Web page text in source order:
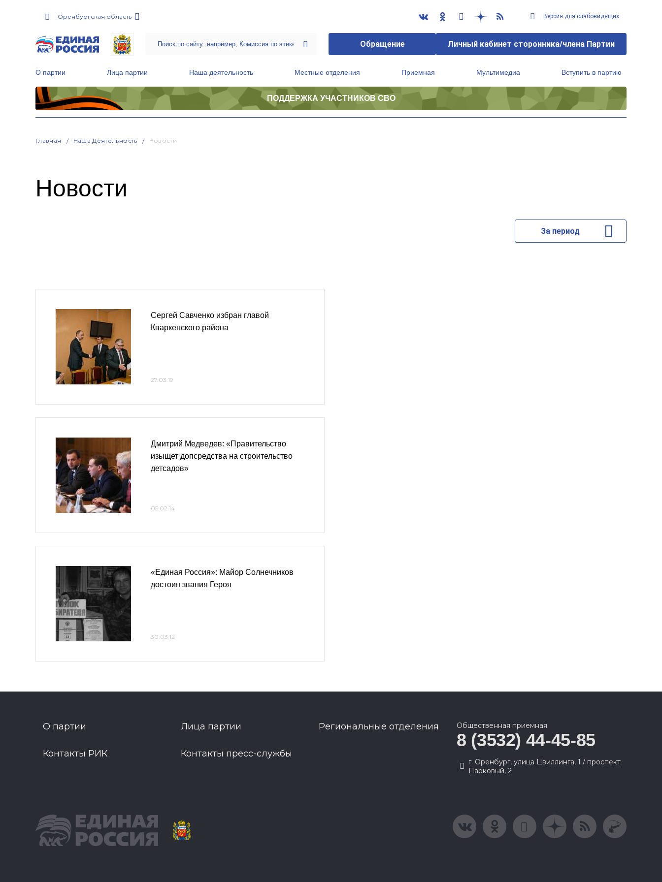
Оренбургская область Версия для слабовидящих
Обращение Личный кабинет сторонника/члена Партии
О партии Лица партии Наша деятельность Местные отделения Приемная Мультимедиа Вступить в партию
ПОДДЕРЖКА УЧАСТНИКОВ СВО
Главная Наша Деятельность Новости
Новости
За период
Сергей Савченко избран главой
Кваркенского района
27.03.19
Дмитрий Медведев: «Правительство
изыщет допсредства на строительство
детсадов»
05.02.14
«Единая Россия»: Майор Солнечников
достоин звания Героя
30.03.12
О партии Лица партии Региональные отделения
Контакты РИК Контакты пресс-службы
Общественная приемная
8 (3532) 44-45-85
г. Оренбург, улица Цвиллинга, 1 / проспект
Парковый, 2